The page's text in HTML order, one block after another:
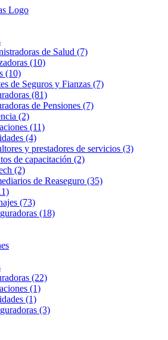
de Salud (7)
(10)
(10)
de Seguros y Fianzas (7)
(81)
de Pensiones (7)
(2)
(11)
(4)
y prestadores de servicios (3)
de capacitación (2)
(2)
de Reaseguro (35)
(73)
(18)
(22)
(1)
(1)
(3)